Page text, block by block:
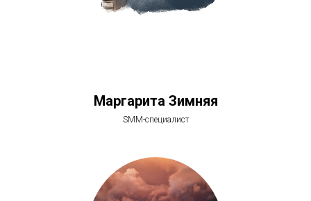
Маргарита Зимняя
SMM-специалист